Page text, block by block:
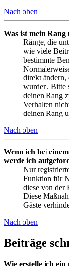
Nach oben
Was ist mein
Ränge, die
wie viele
bestimmte
direkt ändern,
wurden. Bitte
deinen Rang
Verhalten
deinen Rang
Nach oben
Wenn ich bei
werde ich
Nur
Funktion für
diese von der
Diese
Gäste
Nach oben
Beiträge
Wie erstelle ich ein